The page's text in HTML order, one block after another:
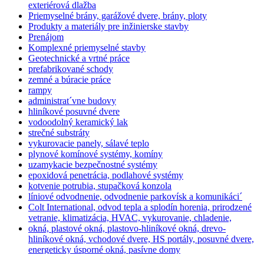
exteriérová dlažba
Priemyselné brány, garážové dvere, brány, ploty
Produkty a materiály pre inžinierske stavby
Prenájom
Komplexné priemyselné stavby
Geotechnické a vrtné práce
prefabrikované schody
zemné a búracie práce
rampy
administrat´vne budovy
hliníkové posuvné dvere
vodoodolný keramický lak
strečné substráty
vykurovacie panely, sálavé teplo
plynové komínové systémy, komíny
uzamykacie bezpečnostné systémy
epoxidová penetrácia, podlahové systémy
kotvenie potrubia, stupačková konzola
líniové odvodnenie, odvodnenie parkovísk a komunikáci´
Colt International, odvod tepla a splodín horenia, prirodzené
vetranie, klimatizácia, HVAC, vykurovanie, chladenie,
okná, plastové okná, plastovo-hliníkové okná, drevo-
hliníkové okná, vchodové dvere, HS portály, posuvné dvere,
energeticky úsporné okná, pasívne domy